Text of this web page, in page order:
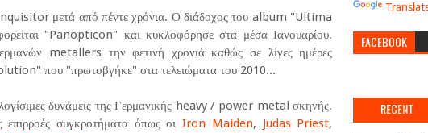
μετά από πέντε χρόνια. Ο διάδοχος του album "Ultima
"Panopticon" και κυκλοφόρησε στα μέσα Ιανουαρίου.
metallers την φετινή χρονιά καθώς σε λίγες ημέρες
που "πρωτοβγήκε" στα τελειώματα του 2010...
δυνάμεις της Γερμανικής heavy / power metal σκηνής.
συγκροτήματα όπως οιIron Maiden, Judas Priest,
FACEBOOK
RECENT